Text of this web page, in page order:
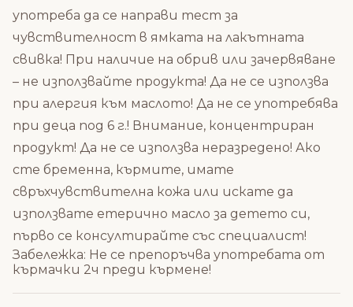
употреба да се направи тест за
чувствителност в ямката на лакътната
свивка! При наличие на обрив или зачервяване
– не използвайте продукта! Да не се използва
при алергия към маслото! Да не се употребява
при деца под 6 г.! Внимание, концентриран
продукт! Да не се използва неразредено! Ако
сте бременна, кърмите, имате
свръхчувствителна кожа или искате да
използвате етерично масло за детето си,
първо се консултирайте със специалист!
Забележка: Не се препоръчва употребата от
кърмачки 2ч преди кърмене!